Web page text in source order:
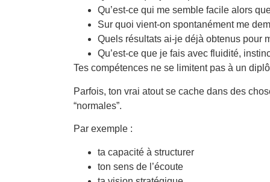
Qu’est-ce qui me semble facile alors
Sur quoi vient-on spontanément me
Quels résultats ai-je déjà obtenus pour
Qu’est-ce que je fais avec fluidité,
Tes compétences ne se limitent pas à un
Parfois, ton vrai atout se cache dans des
“normales”.
Par exemple :
ta capacité à structurer
ton sens de l’écoute